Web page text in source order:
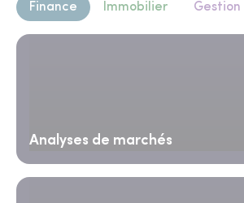
Finance Immobilier
Analyses de marchés